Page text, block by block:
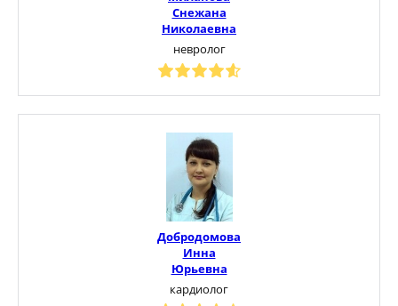
Снежана
Николаевна
невролог
Добродомова
Инна
Юрьевна
кардиолог